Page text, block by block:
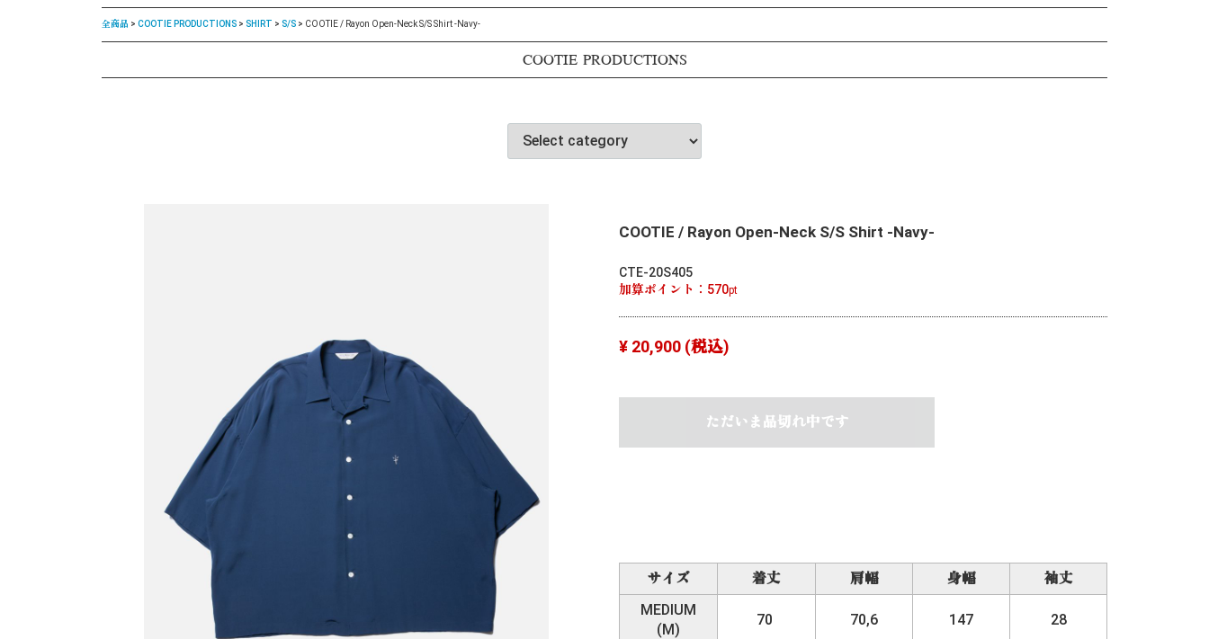
全商品 COOTIE PRODUCTIONS SHIRT S/S COOTIE / Rayon Open-Neck S/S Shirt -Navy-
COOTIE PRODUCTIONS
COOTIE / Rayon Open-Neck S/S Shirt -Navy-
CTE-20S405
加算ポイント： 570pt
¥ 20,900 (税込)
ただいま品切れ中です
サイズ 着丈 肩幅 身幅
袖丈
MEDIUM
(M)
70 70,6 147 28